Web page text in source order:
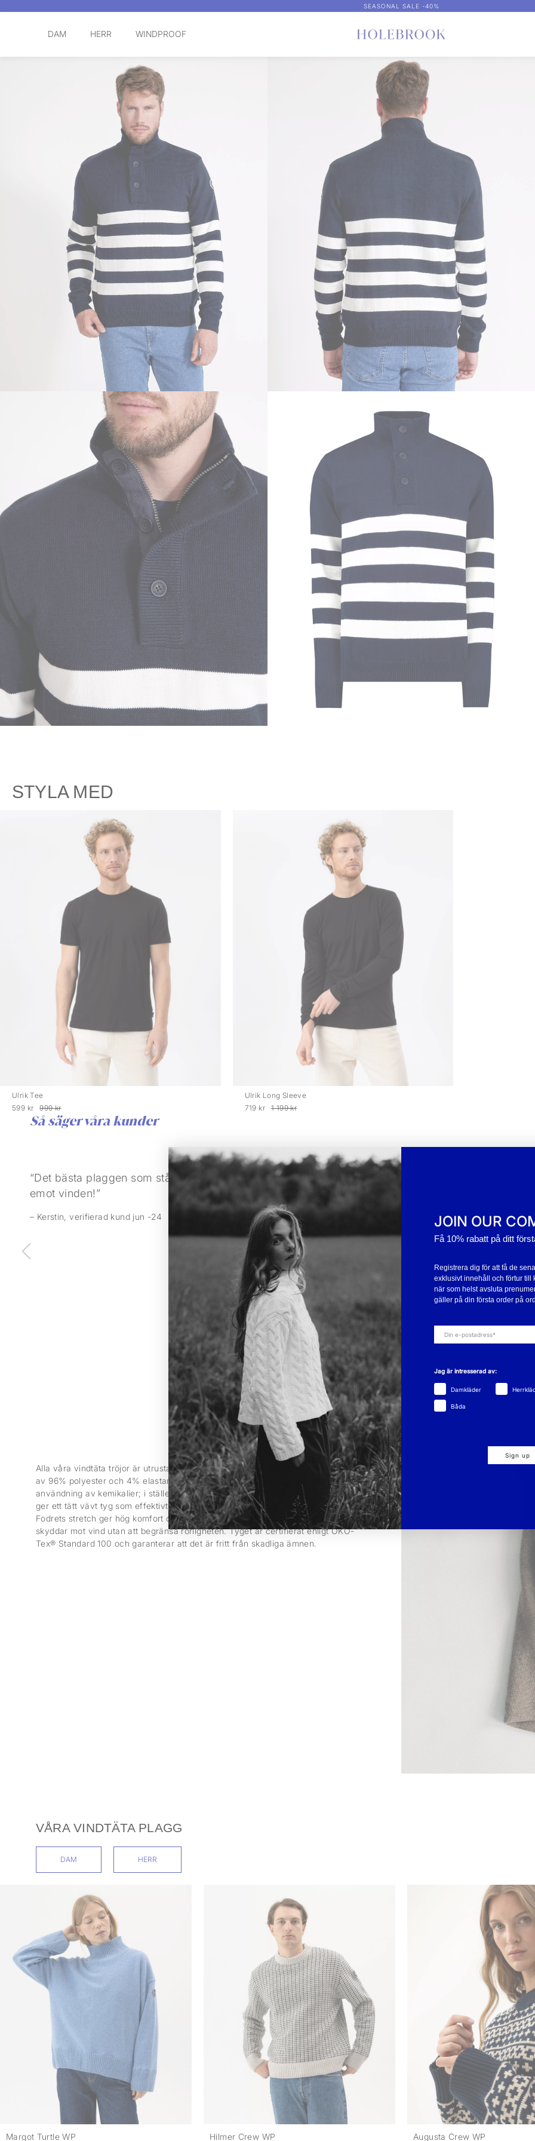
SEASONAL SALE -40%
DAM HERR WINDPROOF
STYLA MED
Ulrik Tee
599 kr
999 kr
Ulrik Long Sleeve
719 kr
1 199 kr
Så säger våra kunder
“Det bästa plaggen som står
emot vinden!”
– Kerstin, verifierad kund jun -24
“Holebrooks produkter är helt
fantastiska! Jag har nu fem av
deras underbara vindtäta tröjor,
och jag har precis beställt en till.
Allt vi behöver nu är att det är
tillräckligt kallt i vinden för att
verkligen kunna njuta av dem till
fullo. Tack!”
– David, verifierad kund jan -24
– Martin,
Alla våra vindtäta tröjor är utrustade med ett vindtätt och elastiskt foder tillverkat
av 96% polyester och 4% elastan. Den vindtäta funktionen uppnås utan
användning av kemikalier; i stället skapas den genom en särskild vävteknik som
ger ett tätt vävt tyg som effektivt stoppar vind samtidigt som materialet andas.
Fodrets stretch ger hög komfort och god rörelsefrihet, vilket innebär att plagget
skyddar mot vind utan att begränsa rörligheten. Tyget är certifierat enligt ÖKO-
Tex® Standard 100 och garanterar att det är fritt från skadliga ämnen.
VÅRA VINDTÄTA PLAGG
DAM HERR
Margot Turtle WP Hilmer Crew WP Augusta Crew WP
JOIN OUR
Få 10% rabatt på ditt
Registrera dig för att få de
exklusivt innehåll och förtur till
när som helst avsluta
gäller på din första order på
Jag är intresserad av:
Damkläder
Båda
Sign up